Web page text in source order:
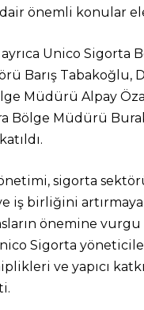
önemli konular ele
Unico Sigorta
Barış Tabakoğlu,
Müdürü Alpay
Bölge Müdürü
sigorta
iş birliğini
önemine vurgu
Sigorta
ve yapıcı